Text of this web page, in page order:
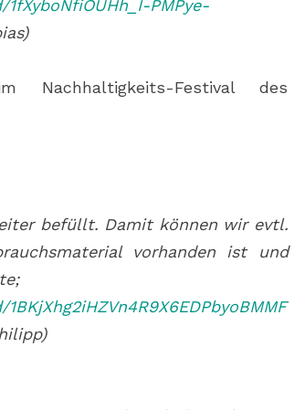
PMPye-
Festival des
befüllt. Damit können wir evtl.
vorhanden ist und